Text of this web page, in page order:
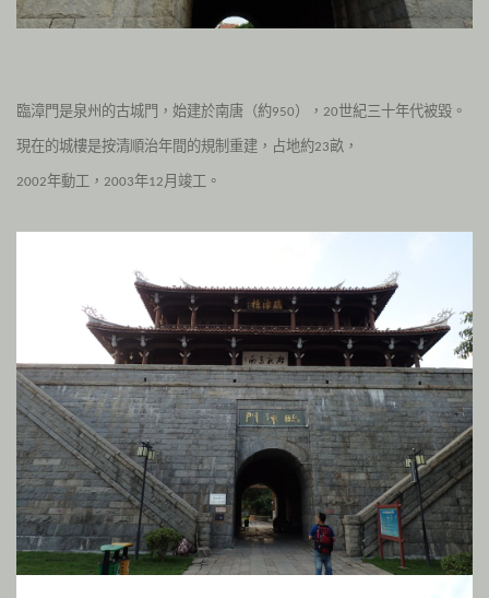
臨漳門是泉州的古城門，始建於南唐（約950）， 20世紀三十年代被毀。
現在的城樓是按清順治年間的規制重建，占地約23畝，
2002年動工， 2003年12月竣工。